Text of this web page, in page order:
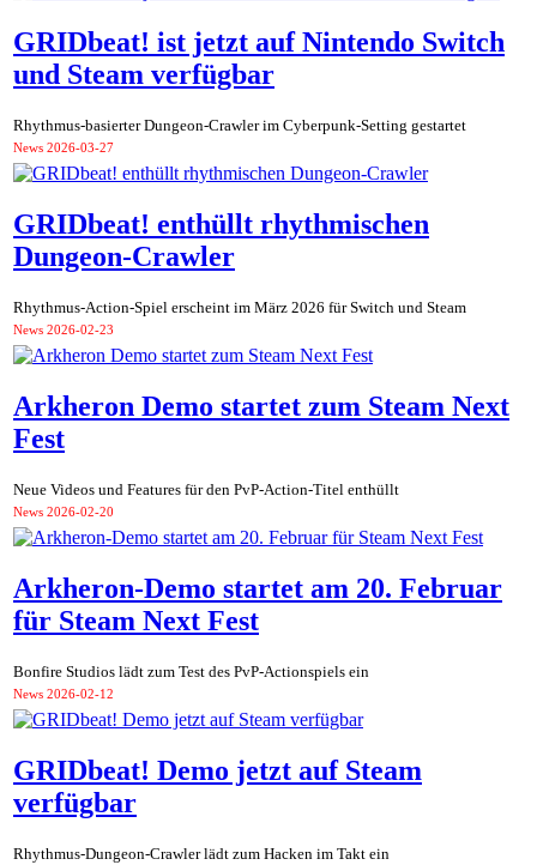
GRIDbeat! ist jetzt auf Nintendo Switch
und Steam verfügbar
Rhythmus-basierter Dungeon-Crawler im Cyberpunk-Setting gestartet
News 2026-03-27
GRIDbeat! enthüllt rhythmischen
Dungeon-Crawler
Rhythmus-Action-Spiel erscheint im März 2026 für Switch und Steam
News 2026-02-23
Arkheron Demo startet zum Steam Next
Fest
Neue Videos und Features für den PvP-Action-Titel enthüllt
News 2026-02-20
Arkheron-Demo startet am 20. Februar
für Steam Next Fest
Bonfire Studios lädt zum Test des PvP-Actionspiels ein
News 2026-02-12
GRIDbeat! Demo jetzt auf Steam
verfügbar
Rhythmus-Dungeon-Crawler lädt zum Hacken im Takt ein